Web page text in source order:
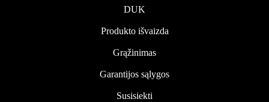
DUK
Produkto išvaizda
Grąžinimas
Garantijos sąlygos
Susisiekti